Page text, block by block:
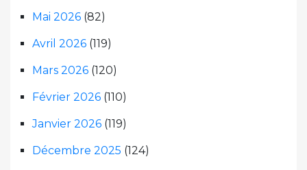
Mai 2026 (82)
Avril 2026 (119)
Mars 2026 (120)
Février 2026 (110)
Janvier 2026 (119)
Décembre 2025 (124)